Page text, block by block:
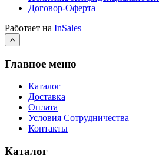
Договор-Оферта
Работает на InSales
Главное меню
Каталог
Доставка
Оплата
Условия Сотрудничества
Контакты
Каталог